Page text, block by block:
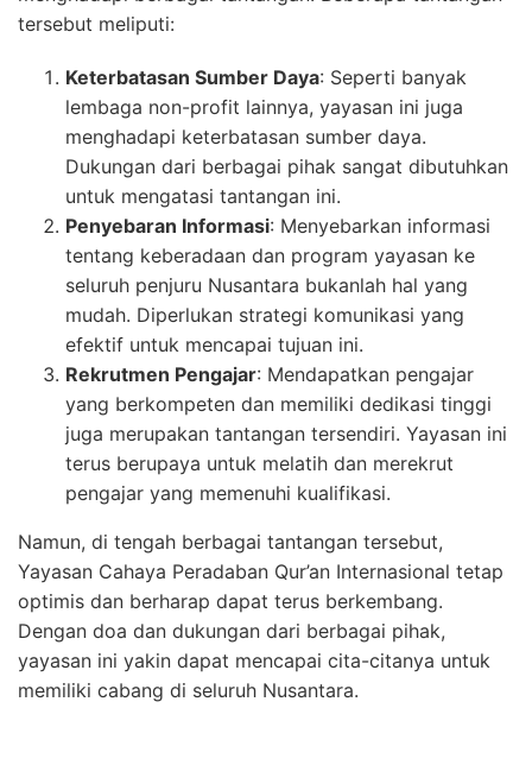
tersebut meliputi:
Keterbatasan Sumber Daya: Seperti banyak
lembaga non-profit lainnya, yayasan ini juga
menghadapi keterbatasan sumber daya.
Dukungan dari berbagai pihak sangat dibutuhkan
untuk mengatasi tantangan ini.
Penyebaran Informasi: Menyebarkan informasi
tentang keberadaan dan program yayasan ke
seluruh penjuru Nusantara bukanlah hal yang
mudah. Diperlukan strategi komunikasi yang
efektif untuk mencapai tujuan ini.
Rekrutmen Pengajar: Mendapatkan pengajar
yang berkompeten dan memiliki dedikasi tinggi
juga merupakan tantangan tersendiri. Yayasan ini
terus berupaya untuk melatih dan merekrut
pengajar yang memenuhi kualifikasi.
Namun, di tengah berbagai tantangan tersebut,
Yayasan Cahaya Peradaban Qur’an Internasional tetap
optimis dan berharap dapat terus berkembang.
Dengan doa dan dukungan dari berbagai pihak,
yayasan ini yakin dapat mencapai cita-citanya untuk
memiliki cabang di seluruh Nusantara.